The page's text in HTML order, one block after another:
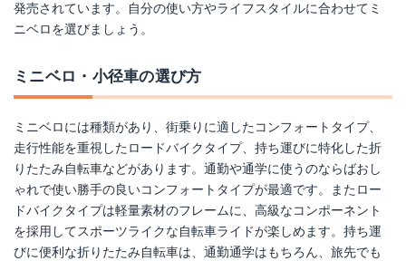
発売されています。自分の使い方やライフスタイルに合わせてミ
ニベロを選びましょう。
ミニベロ・小径車の選び方
ミニベロには種類があり、街乗りに適したコンフォートタイプ、
走行性能を重視したロードバイクタイプ、持ち運びに特化した折
りたたみ自転車などがあります。通勤や通学に使うのならばおし
ゃれで使い勝手の良いコンフォートタイプが最適です。またロー
ドバイクタイプは軽量素材のフレームに、高級なコンポーネント
を採用してスポーツライクな自転車ライドが楽しめます。持ち運
びに便利な折りたたみ自転車は、通勤通学はもちろん、旅先でも